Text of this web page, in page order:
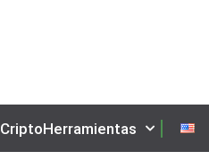
CriptoHerramientas